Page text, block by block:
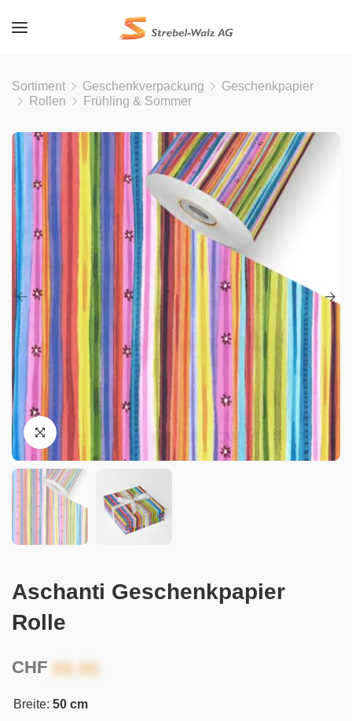
Sortiment Geschenkverpackung
Geschenkpapier
Rollen
Frühling & Sommer
Aschanti Geschenkpapier
Rolle
CHF
Breite: 50 cm